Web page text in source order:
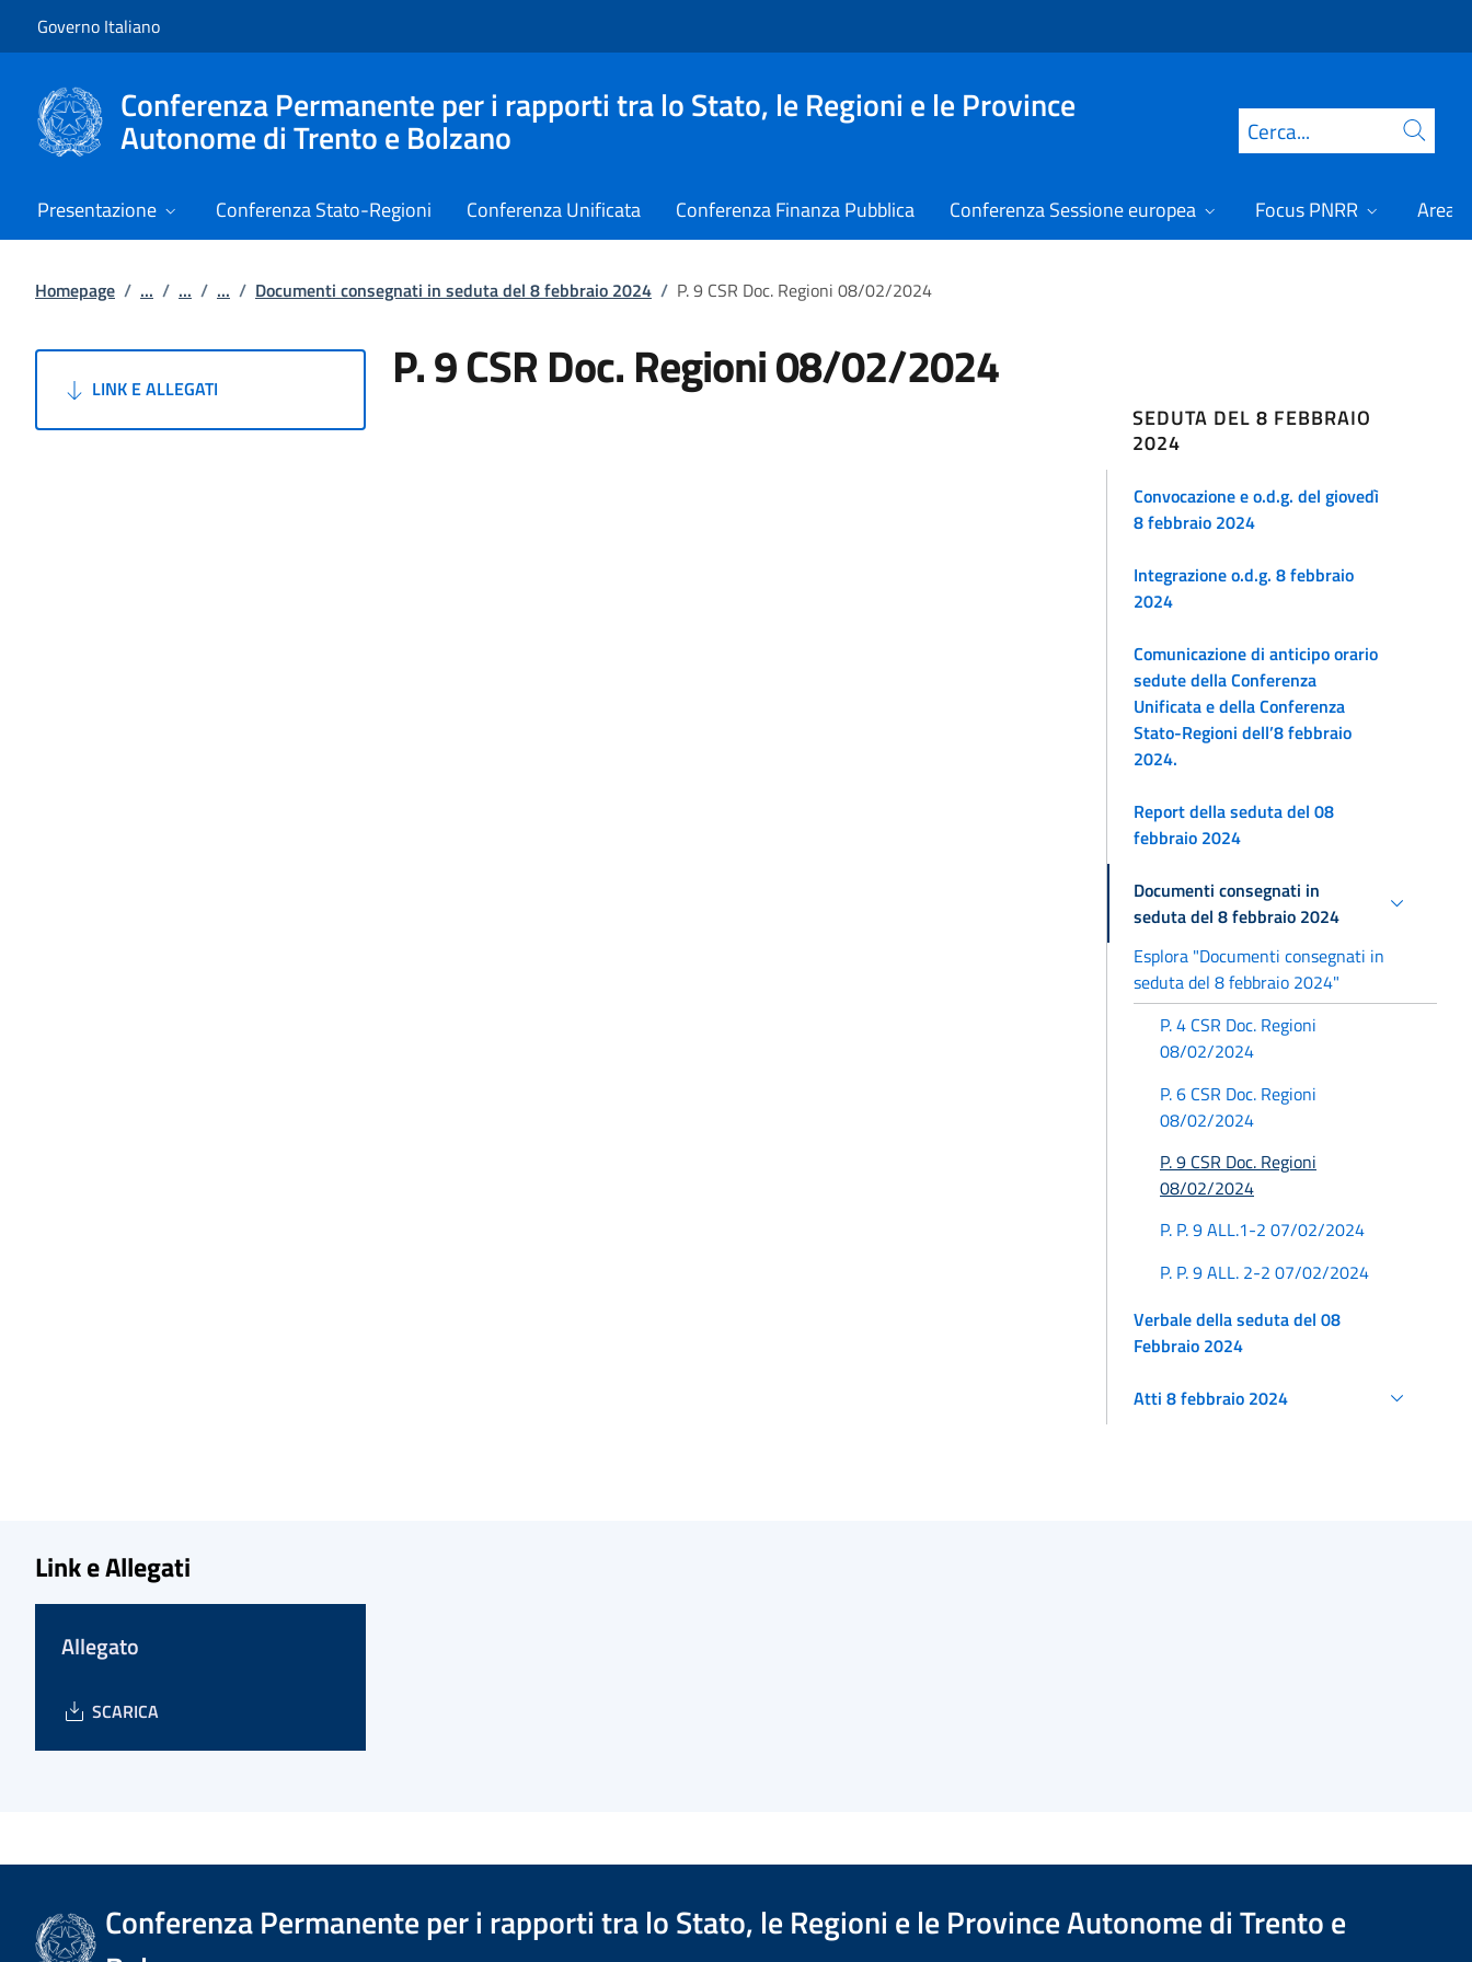
Governo Italiano
Conferenza Permanente per i rapporti tra lo Stato, le Regioni e le Province
Autonome di Trento e Bolzano Cerca
Presentazione Conferenza Stato-Regioni Conferenza Unificata Conferenza Finanza Pubblica Conferenza Sessione europea Focus PNRR Area
Homepage / ... / ... / ... / Documenti consegnati in seduta del 8 febbraio 2024 / P. 9 CSR Doc. Regioni 08/02/2024
LINK E ALLEGATI P. 9 CSR Doc. Regioni 08/02/2024
SEDUTA DEL 8 FEBBRAIO
2024
Convocazione e o.d.g. del giovedì
8 febbraio 2024
Integrazione o.d.g. 8 febbraio
2024
Comunicazione di anticipo orario
sedute della Conferenza
Unificata e della Conferenza
Stato-Regioni dell’8 febbraio
2024.
Report della seduta del 08
febbraio 2024
Documenti consegnati in
seduta del 8 febbraio 2024
Esplora "Documenti consegnati in
seduta del 8 febbraio 2024"
P. 4 CSR Doc. Regioni
08/02/2024
P. 6 CSR Doc. Regioni
08/02/2024
P. 9 CSR Doc. Regioni
08/02/2024
P. P. 9 ALL.1-2 07/02/2024
P. P. 9 ALL. 2-2 07/02/2024
Verbale della seduta del 08
Febbraio 2024
Atti 8 febbraio 2024
Link e Allegati
Allegato
SCARICA
Conferenza Permanente per i rapporti tra lo Stato, le Regioni e le Province Autonome di Trento e